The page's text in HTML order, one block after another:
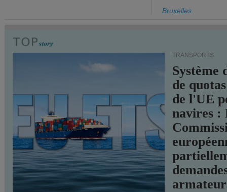
Bruxelles
TRANSPORTS
Système
de
de l'UE
navires :